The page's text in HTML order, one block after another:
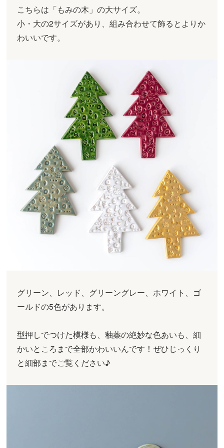
こちらは「もみの木」の大サイズ。
小・大の2サイズがあり、組み合わせて飾るとよりか
わいいです。
グリーン、レッド、グリーングレー、ホワイト、ゴ
ールドの5色があります。
型押しでつけた模様も、釉薬の絶妙な色あいも、細
かいところまで全部かわいいんです！ぜひじっくり
と細部までご覧ください♪